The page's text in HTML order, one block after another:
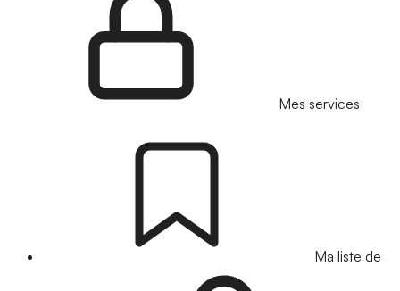
Mes services
Ma liste de